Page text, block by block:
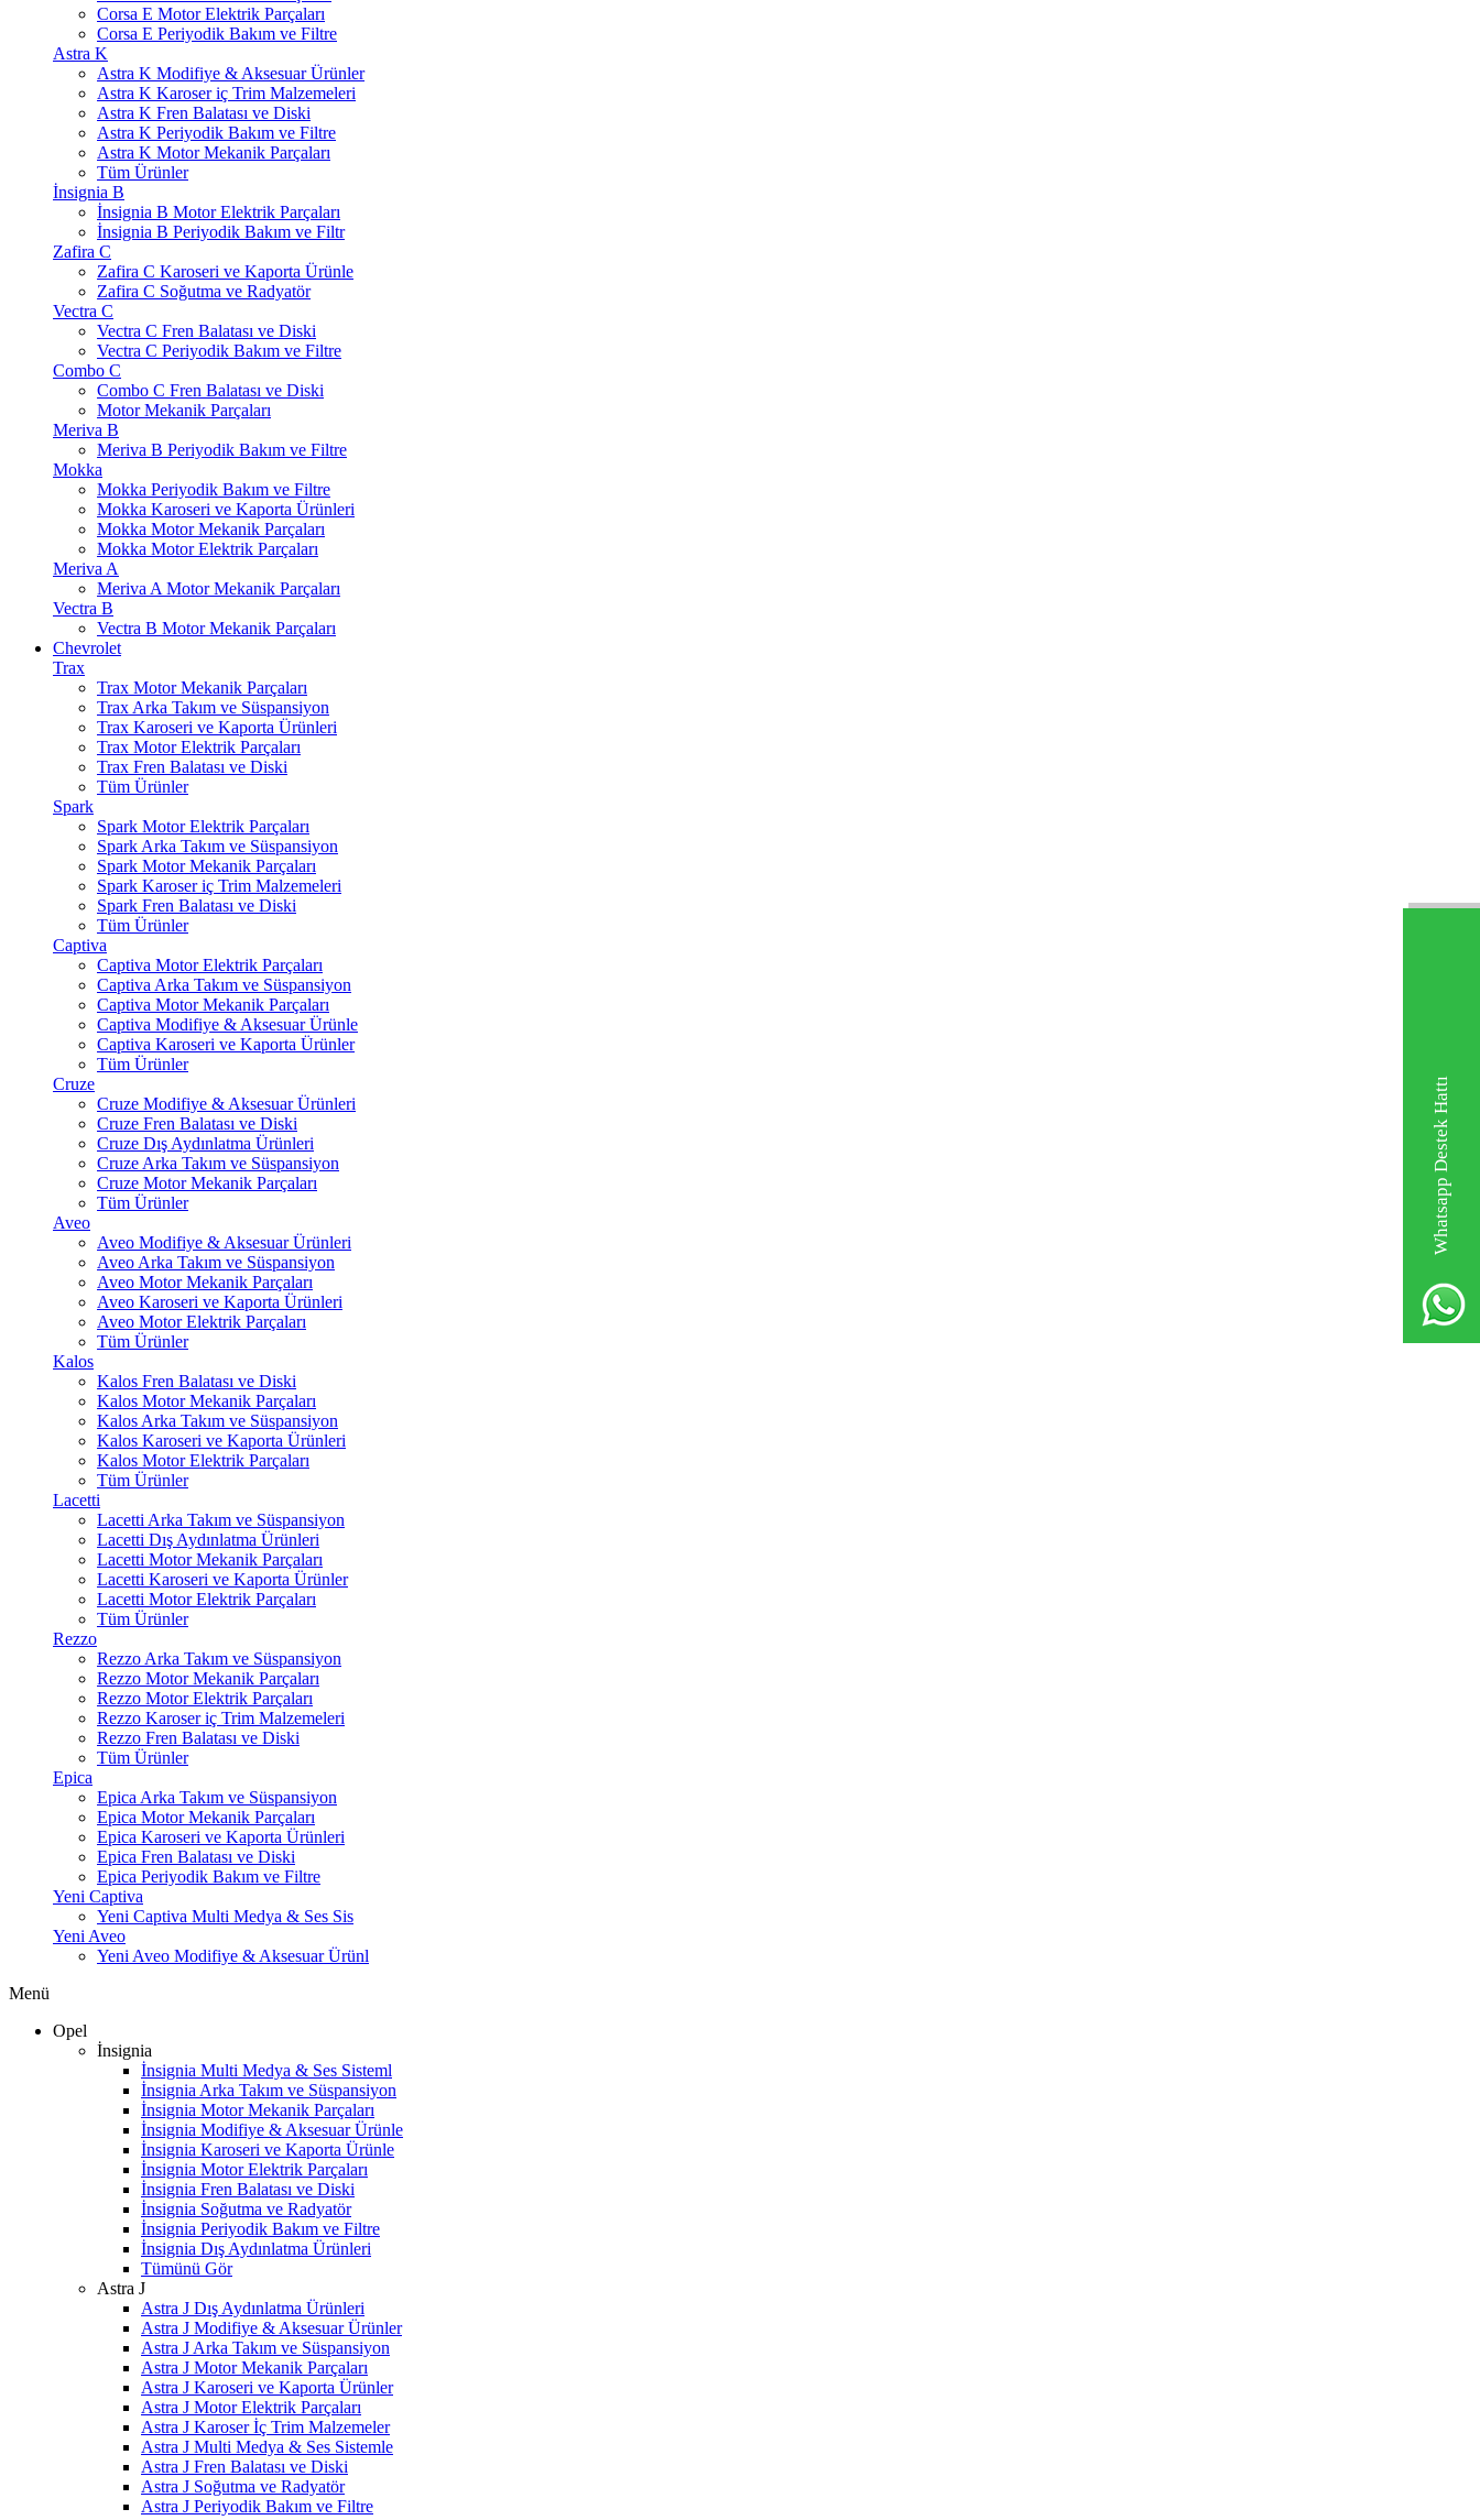
Whatsapp Destek Hattı
Corsa E Motor Elektrik Parçaları
Corsa E Periyodik Bakım ve Filtre
Astra K
Astra K Modifiye & Aksesuar Ürünler
Astra K Karoser iç Trim Malzemeleri
Astra K Fren Balatası ve Diski
Astra K Periyodik Bakım ve Filtre
Astra K Motor Mekanik Parçaları
Tüm Ürünler
İnsignia B
İnsignia B Motor Elektrik Parçaları
İnsignia B Periyodik Bakım ve Filtr
Zafira C
Zafira C Karoseri ve Kaporta Ürünle
Zafira C Soğutma ve Radyatör
Vectra C
Vectra C Fren Balatası ve Diski
Vectra C Periyodik Bakım ve Filtre
Combo C
Combo C Fren Balatası ve Diski
Motor Mekanik Parçaları
Meriva B
Meriva B Periyodik Bakım ve Filtre
Mokka
Mokka Periyodik Bakım ve Filtre
Mokka Karoseri ve Kaporta Ürünleri
Mokka Motor Mekanik Parçaları
Mokka Motor Elektrik Parçaları
Meriva A
Meriva A Motor Mekanik Parçaları
Vectra B
Vectra B Motor Mekanik Parçaları
Chevrolet
Trax
Trax Motor Mekanik Parçaları
Trax Arka Takım ve Süspansiyon
Trax Karoseri ve Kaporta Ürünleri
Trax Motor Elektrik Parçaları
Trax Fren Balatası ve Diski
Tüm Ürünler
Spark
Spark Motor Elektrik Parçaları
Spark Arka Takım ve Süspansiyon
Spark Motor Mekanik Parçaları
Spark Karoser iç Trim Malzemeleri
Spark Fren Balatası ve Diski
Tüm Ürünler
Captiva
Captiva Motor Elektrik Parçaları
Captiva Arka Takım ve Süspansiyon
Captiva Motor Mekanik Parçaları
Captiva Modifiye & Aksesuar Ürünle
Captiva Karoseri ve Kaporta Ürünler
Tüm Ürünler
Cruze
Cruze Modifiye & Aksesuar Ürünleri
Cruze Fren Balatası ve Diski
Cruze Dış Aydınlatma Ürünleri
Cruze Arka Takım ve Süspansiyon
Cruze Motor Mekanik Parçaları
Tüm Ürünler
Aveo
Aveo Modifiye & Aksesuar Ürünleri
Aveo Arka Takım ve Süspansiyon
Aveo Motor Mekanik Parçaları
Aveo Karoseri ve Kaporta Ürünleri
Aveo Motor Elektrik Parçaları
Tüm Ürünler
Kalos
Kalos Fren Balatası ve Diski
Kalos Motor Mekanik Parçaları
Kalos Arka Takım ve Süspansiyon
Kalos Karoseri ve Kaporta Ürünleri
Kalos Motor Elektrik Parçaları
Tüm Ürünler
Lacetti
Lacetti Arka Takım ve Süspansiyon
Lacetti Dış Aydınlatma Ürünleri
Lacetti Motor Mekanik Parçaları
Lacetti Karoseri ve Kaporta Ürünler
Lacetti Motor Elektrik Parçaları
Tüm Ürünler
Rezzo
Rezzo Arka Takım ve Süspansiyon
Rezzo Motor Mekanik Parçaları
Rezzo Motor Elektrik Parçaları
Rezzo Karoser iç Trim Malzemeleri
Rezzo Fren Balatası ve Diski
Tüm Ürünler
Epica
Epica Arka Takım ve Süspansiyon
Epica Motor Mekanik Parçaları
Epica Karoseri ve Kaporta Ürünleri
Epica Fren Balatası ve Diski
Epica Periyodik Bakım ve Filtre
Yeni Captiva
Yeni Captiva Multi Medya & Ses Sis
Yeni Aveo
Yeni Aveo Modifiye & Aksesuar Ürünl
Menü
Opel
İnsignia
İnsignia Multi Medya & Ses Sisteml
İnsignia Arka Takım ve Süspansiyon
İnsignia Motor Mekanik Parçaları
İnsignia Modifiye & Aksesuar Ürünle
İnsignia Karoseri ve Kaporta Ürünle
İnsignia Motor Elektrik Parçaları
İnsignia Fren Balatası ve Diski
İnsignia Soğutma ve Radyatör
İnsignia Periyodik Bakım ve Filtre
İnsignia Dış Aydınlatma Ürünleri
Tümünü Gör
Astra J
Astra J Dış Aydınlatma Ürünleri
Astra J Modifiye & Aksesuar Ürünler
Astra J Arka Takım ve Süspansiyon
Astra J Motor Mekanik Parçaları
Astra J Karoseri ve Kaporta Ürünler
Astra J Motor Elektrik Parçaları
Astra J Karoser İç Trim Malzemeler
Astra J Multi Medya & Ses Sistemle
Astra J Fren Balatası ve Diski
Astra J Soğutma ve Radyatör
Astra J Periyodik Bakım ve Filtre